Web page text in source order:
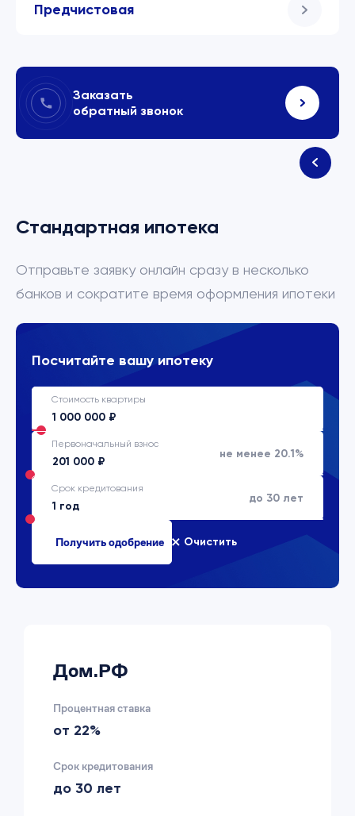
Предчистовая
Заказать
обратный звонок
Стандартная ипотека
Отправьте заявку онлайн сразу в несколько
банков и сократите время оформления ипотеки
Посчитайте вашу ипотеку
Стоимость квартиры
Первоначальный взнос
не менее 20.1%
Срок кредитования
до 30 лет
Очистить
Дом.РФ
Процентная ставка
от 22%
Срок кредитования
до 30 лет